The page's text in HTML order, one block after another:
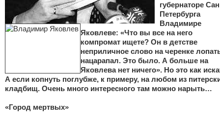
губернаторе
Петербурга
Владимире
Яковлеве: «Что вы все на него
компромат ищете? Он в детстве
неприличное слово на черенке
нацарапал. Это было. А больше на
Яковлева нет ничего». Но это как
А если копнуть поглубже, к примеру, на любом из
кладбищ. Очень много интересного там можно нарыть…
«Город мертвых»